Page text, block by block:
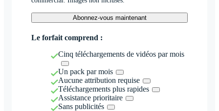
Abonnez-vous maintenant
Le forfait comprend :
Cinq téléchargements de vidéos par mois
Un pack par mois
Aucune attribution requise
Téléchargements plus rapides
Assistance prioritaire
Sans publicités